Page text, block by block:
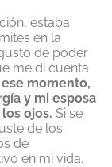
estaba
en la
de poder
me di cuenta
ese momento,
y mi esposa
ojos. Si se
de los
de
en mi vida.